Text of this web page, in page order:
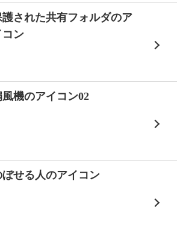
護された共有フォルダのア
コン
風機のアイコン02
ぼせる人のアイコン